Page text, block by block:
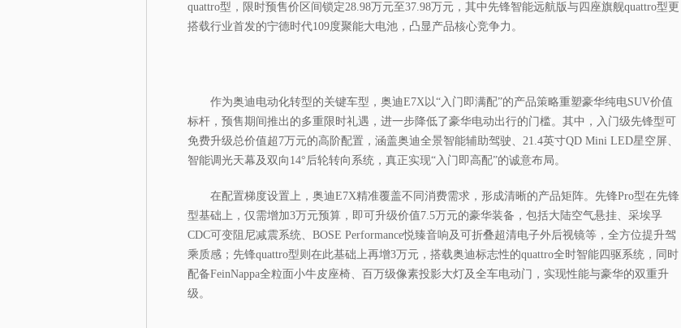
quattro型，限时预售价区间锁定28.98万元至37.98万元，其中先锋智能远航版与四座旗舰quattro型更
搭载行业首发的宁德时代109度聚能大电池，凸显产品核心竞争力。
作为奥迪电动化转型的关键车型，奥迪E7X以“入门即满配”的产品策略重塑豪华纯电SUV价值
标杆，预售期间推出的多重限时礼遇，进一步降低了豪华电动出行的门槛。其中，入门级先锋型可
免费升级总价值超7万元的高阶配置，涵盖奥迪全景智能辅助驾驶、21.4英寸QD Mini LED星空屏、
智能调光天幕及双向14°后轮转向系统，真正实现“入门即高配”的诚意布局。
在配置梯度设置上，奥迪E7X精准覆盖不同消费需求，形成清晰的产品矩阵。先锋Pro型在先锋
型基础上，仅需增加3万元预算，即可升级价值7.5万元的豪华装备，包括大陆空气悬挂、采埃孚
CDC可变阻尼减震系统、BOSE Performance悦臻音响及可折叠超清电子外后视镜等，全方位提升驾
乘质感；先锋quattro型则在此基础上再增3万元，搭载奥迪标志性的quattro全时智能四驱系统，同时
配备FeinNappa全粒面小牛皮座椅、百万级像素投影大灯及全车电动门，实现性能与豪华的双重升
级。